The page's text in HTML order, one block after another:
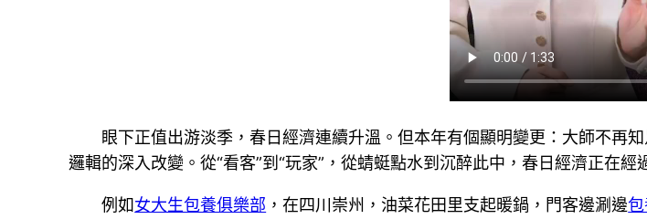
眼下正值出游淡季，春日經濟連續升溫。但本年有個顯明變更：大師不再
邏輯的深入改變。從“看客”到“玩家”，從蜻蜓點水到沉醉此中，春日經濟正在經
例如女大生包養俱樂部 ，在四川崇州，油菜花田里支起暖鍋，門客邊涮邊